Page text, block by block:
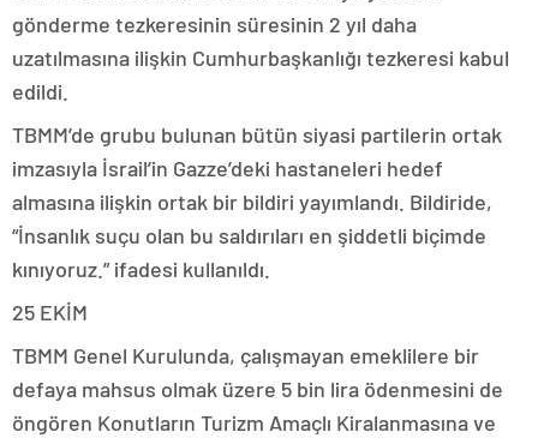
gönderme tezkeresinin süresinin 2 yıl daha
uzatılmasına ilişkin Cumhurbaşkanlığı tezkeresi kabul
edildi.
TBMM’de grubu bulunan bütün siyasi partilerin ortak
imzasıyla İsrail’in Gazze’deki hastaneleri hedef
almasına ilişkin ortak bir bildiri yayımlandı. Bildiride,
“İnsanlık suçu olan bu saldırıları en şiddetli biçimde
kınıyoruz.” ifadesi kullanıldı.
25 EKİM
TBMM Genel Kurulunda, çalışmayan emeklilere bir
defaya mahsus olmak üzere 5 bin lira ödenmesini de
öngören Konutların Turizm Amaçlı Kiralanmasına ve